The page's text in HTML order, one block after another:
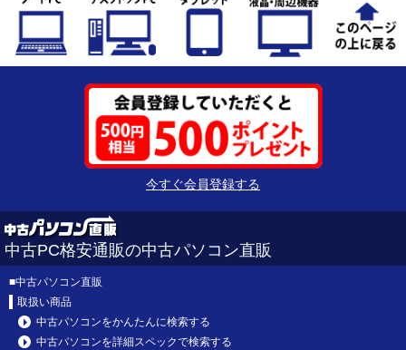
今すぐ会員登録する
中古PC格安通販の中古パソコン直販
■中古パソコン直販
取扱い商品
中古パソコンをかんたんに検索する
中古パソコンを詳細スペックで検索する